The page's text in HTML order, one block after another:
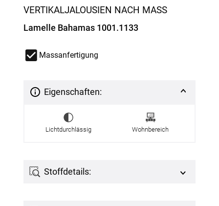
VERTIKALJALOUSIEN NACH MASS
Lamelle Bahamas 1001.1133
Massanfertigung
Eigenschaften:
Lichtdurchlässig Wohnbereich
Stoffdetails: